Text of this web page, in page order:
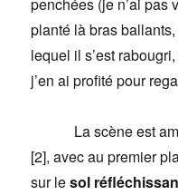
planté là bras
lequel il s’est
j’en ai profité pour
La scène est
[2], avec au premier
sur lesol